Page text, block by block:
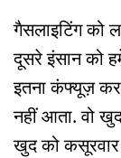
गैसलाइटिंग को
दूसरे इंसान को
इतना कंफ्यूज़
नहीं आता. वो
खुद को